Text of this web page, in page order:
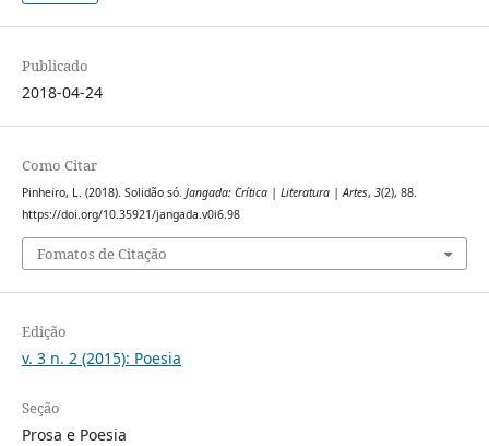
Publicado
2018-04-24
Como Citar
Pinheiro, L. (2018). Solidão só. Jangada: Crítica | Literatura | Artes, 3(2), 88.
https://doi.org/10.35921/jangada.v0i6.98
Fomatos de Citação
Edição
v. 3 n. 2 (2015): Poesia
Seção
Prosa e Poesia